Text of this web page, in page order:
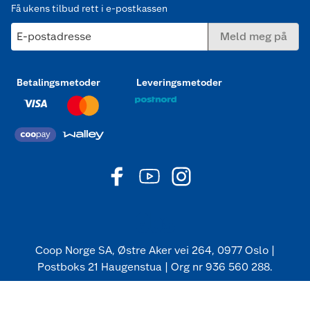
Få ukens tilbud rett i e-postkassen
E-postadresse Meld meg på
Betalingsmetoder Leveringsmetoder
Coop Norge SA, Østre Aker vei 264, 0977 Oslo |
Postboks 21 Haugenstua | Org nr 936 560 288.